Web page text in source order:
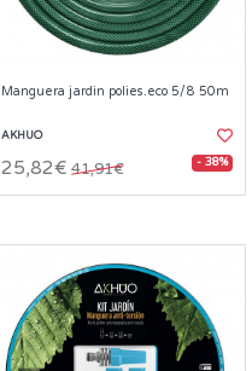
Manguera jardin polies.eco 5/8 50m
AKHUO
25,82€ 41,91€ - 38%